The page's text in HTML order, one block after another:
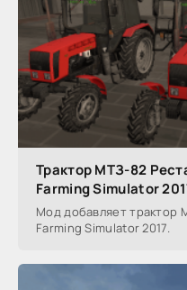
Трактор МТЗ-82
Farming Simulator
Мод добавляет трактор
Farming Simulator 2017.